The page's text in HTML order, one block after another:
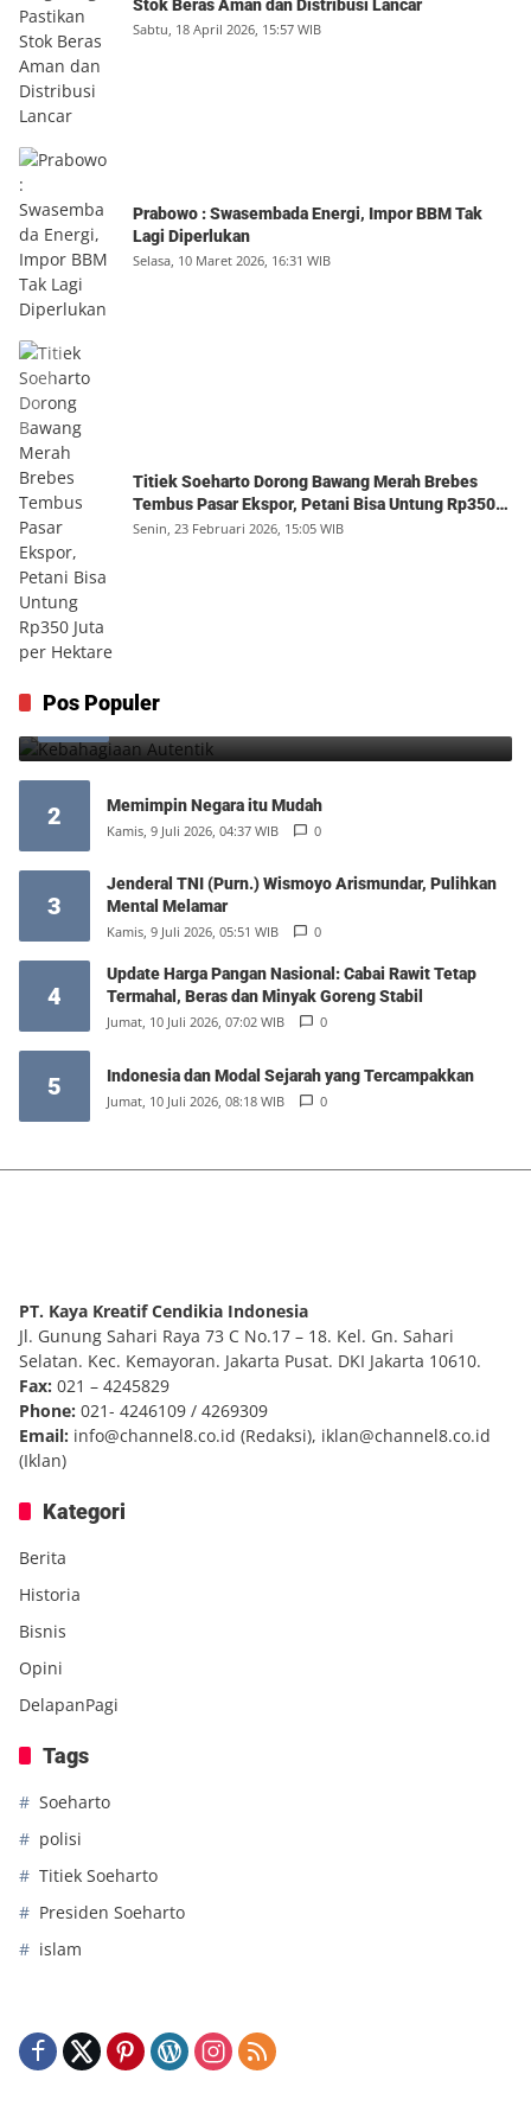
Stok Beras Aman dan Distribusi Lancar
Sabtu, 18 April 2026, 15:57 WIB
Prabowo : Swasembada Energi, Impor BBM Tak
Lagi Diperlukan
Selasa, 10 Maret 2026, 16:31 WIB
Titiek Soeharto Dorong Bawang Merah Brebes
Tembus Pasar Ekspor, Petani Bisa Untung Rp350
Juta per Hektare
Senin, 23 Februari 2026, 15:05 WIB
Pos Populer
1 Kebahagiaan Autentik
2 Memimpin Negara itu Mudah
Kamis, 9 Juli 2026, 04:37 WIB 0
3
Jenderal TNI (Purn.) Wismoyo Arismundar, Pulihkan
Mental Melamar
Kamis, 9 Juli 2026, 05:51 WIB 0
4
Update Harga Pangan Nasional: Cabai Rawit Tetap
Termahal, Beras dan Minyak Goreng Stabil
Jumat, 10 Juli 2026, 07:02 WIB 0
5 Indonesia dan Modal Sejarah yang Tercampakkan
Jumat, 10 Juli 2026, 08:18 WIB 0
PT. Kaya Kreatif Cendikia Indonesia
Jl. Gunung Sahari Raya 73 C No.17 – 18. Kel. Gn. Sahari
Selatan. Kec. Kemayoran. Jakarta Pusat. DKI Jakarta 10610.
Fax: 021 – 4245829
Phone: 021- 4246109 / 4269309
Email: info@channel8.co.id (Redaksi), iklan@channel8.co.id
(Iklan)
Kategori
Berita
Historia
Bisnis
Opini
DelapanPagi
Tags
Soeharto
polisi
Titiek Soeharto
Presiden Soeharto
islam